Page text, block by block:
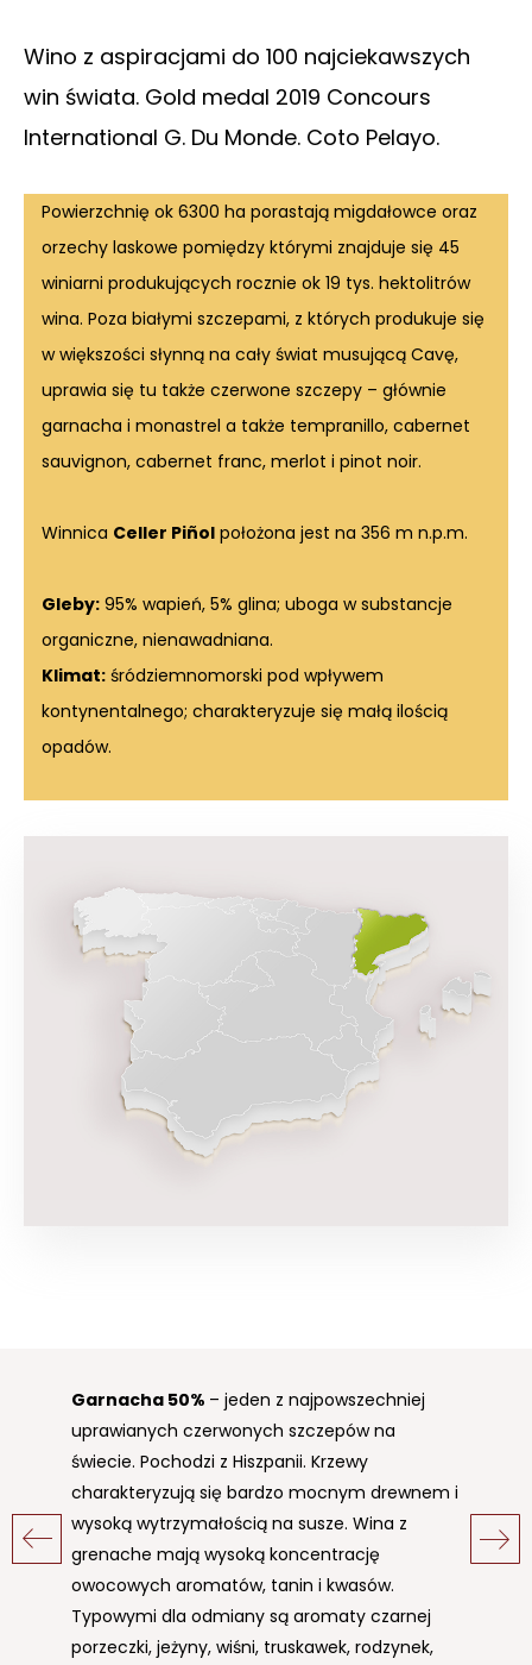
Wino z aspiracjami do 100 najciekawszych
win świata. Gold medal 2019 Concours
International G. Du Monde. Coto Pelayo.
Powierzchnię ok 6300 ha porastają migdałowce oraz
orzechy laskowe pomiędzy którymi znajduje się 45
winiarni produkujących rocznie ok 19 tys. hektolitrów
wina. Poza białymi szczepami, z których produkuje się
w większości słynną na cały świat musującą Cavę,
uprawia się tu także czerwone szczepy – głównie
garnacha i monastrel a także tempranillo, cabernet
sauvignon, cabernet franc, merlot i pinot noir.
Winnica Celler Piñol położona jest na 356 m n.p.m.
Gleby: 95% wapień, 5% glina; uboga w substancje
organiczne, nienawadniana.
Klimat: śródziemnomorski pod wpływem
kontynentalnego; charakteryzuje się małą ilością
opadów.
Garnacha 50% – jeden z najpowszechniej
uprawianych czerwonych szczepów na
świecie. Pochodzi z Hiszpanii. Krzewy
charakteryzują się bardzo mocnym drewnem i
wysoką wytrzymałością na susze. Wina z
grenache mają wysoką koncentrację
owocowych aromatów, tanin i kwasów.
Typowymi dla odmiany są aromaty czarnej
porzeczki, jeżyny, wiśni, truskawek, rodzynek,
Maccabeo 50%– biały szczep,
przypuszczalnie pochodzący z regionu
Penedès w Katalonii, gdzie był znany już na
początku XVII w. Jest najpopularniejszą białą
odmiana w północnej części Hiszpanii. Stanowi
jeden z podstawowych szczepów do produkcji
musującego wina cava oraz białych win Rioja.
Popularny w całej Hiszpanii i południowej
Francji. Viura wnosi w wina nuty owocowe i